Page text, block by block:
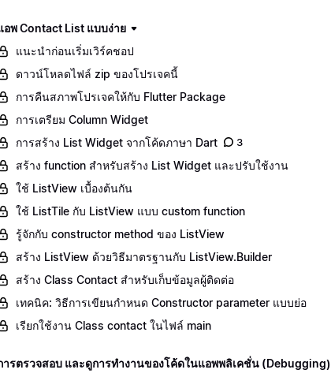
อพ Contact List แบบง่าย
แนะนำก่อนเริ่มเวิร์คชอป
ดาวน์โหลดไฟล์ zip ของโปรเจคนี้
การคืนสภาพโปรเจคให้กับ Flutter Package
การเตรียม Column Widget
การสร้าง List Widget จากโค้ดภาษา Dart
3
สร้าง function สำหรับสร้าง List Widget และปรับใช้งาน
ใช้ ListView เบื้องต้นกัน
ใช้ ListTile กับ ListView แบบ custom function
รู้จักกับ constructor method ของ ListView
สร้าง ListView ด้วยวิธีมาตรฐานกับ ListView.Builder
สร้าง Class Contact สำหรับเก็บข้อมูลผู้ติดต่อ
เทคนิค: วิธีการเขียนกำหนด Constructor parameter แบบย่อ
เรียกใช้งาน Class contact ในไฟล์ main
ารตรวจสอบ และดูการทำงานของโค้ดในแอพพลิเคชั่น (Debugging)